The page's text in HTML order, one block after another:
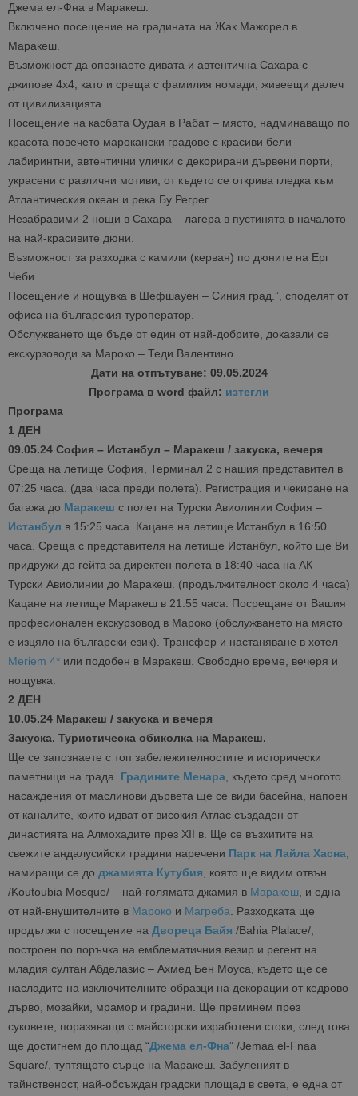
Джема ел-Фна в Маракеш.
Включено посещение на градината на Жак Мажорел в
Маракеш.
Възможност да опознаете дивата и автентична Сахара с
джипове 4х4, като и среща с фамилия номади, живеещи далеч
от цивилизацията.
Посещение на касбата Оудая в Рабат – място, надминаващо по
красота повечето марокански градове с красиви бели
лабиринтни, автентични улички с декорирани дървени порти,
украсени с различни мотиви, от където се открива гледка към
Атлантическия океан и река Бу Регрег.
Незабравими 2 нощи в Сахара – лагера в пустинята в началото
на най-красивите дюни.
Възможност за разходка с камили (керван) по дюните на Ерг
Чеби.
Посещение и нощувка в Шефшауен – Синия град.”, споделят от
офиса на българския туроператор.
Обслужването ще бъде от един от най-добрите, доказали се
екскурзоводи за Мароко – Теди Валентино.
Дати на отпътуване: 09.05.2024
Програма в word файл: изтегли
Програма
1 ДЕН
09.05.24 София – Истанбул – Маракеш / закуска, вечеря
Среща на летище София, Терминал 2 с нашия представител в
07:25 часа. (два часа преди полета). Регистрация и чекиране на
багажа до Маракеш с полет на Турски Авиолинии София –
Истанбул в 15:25 часа. Кацане на летище Истанбул в 16:50
часа. Среща с представителя на летище Истанбул, който ще Ви
придружи до гейта за директен полета в 18:40 часа на АК
Турски Авиолинии до Маракеш. (продължителност около 4 часа)
Кацане на летище Маракеш в 21:55 часа. Посрещане от Вашия
професионален екскурзовод в Мароко (обслужването на място
е изцяло на български език). Трансфер и настаняване в хотел
Meriem 4* или подобен в Маракеш. Свободно време, вечеря и
нощувка.
2 ДЕН
10.05.24 Маракеш / закуска и вечеря
Закуска. Туристическа обиколка на Маракеш.
Ще се запознаете с топ забележителностите и исторически
паметници на града. Градините Менара, където сред многото
насаждения от маслинови дървета ще се види басейна, напоен
от каналите, които идват от високия Атлас създаден от
династията на Алмохадите през XII в. Ще се възхитите на
свежите андалусийски градини наречени Парк на Лайла Хасна,
намиращи се до джамията Кутубия, която ще видим отвън
/Koutoubia Mosque/ – най-голямата джамия в Маракеш, и една
от най-внушителните в Мароко и Магреба. Разходката ще
продължи с посещение на Двореца Байя /Bahia Plalace/,
построен по поръчка на емблематичния везир и регент на
младия султан Абделазис – Ахмед Бен Моуса, където ще се
насладите на изключителните образци на декорации от кедрово
дърво, мозайки, мрамор и градини. Ще преминем през
суковете, поразяващи с майсторски изработени стоки, след това
ще достигнем до площад “Джема ел-Фна” /Jemaa el-Fnaa
Square/, туптящото сърце на Маракеш. Забуленият в
тайнственост, най-обсъждан градски площад в света, е една от